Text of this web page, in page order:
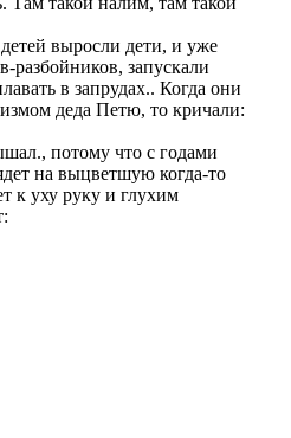
выросли дети, и уже
разбойников, запускали
в запрудах.. Когда они
деда Петю, то кричали:
потому что с годами
на выцветшую когда-то
к уху руку и глухим